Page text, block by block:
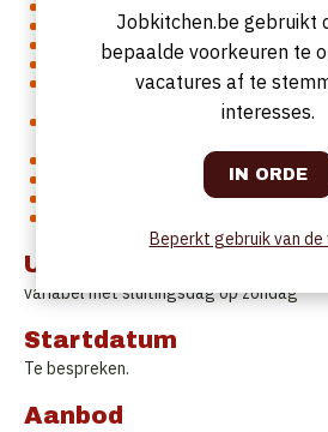
met passie voor hospitality
goede kennis hebben van dranken en
zich zeer communicatief kunnen
heel goed in teamverband kunnen
verantwoordelijkheidsgevoel
flexibel opstellen tegenover de
verzorgd voorkomen en een correct
kennis van Engels en Frans zijn een
goed overzicht kunnen houden van de
Uurrooster
variabel met sluitingsdag op zondag
Startdatum
Te bespreken.
Aanbod
Jobkitchen.be gebruikt
bepaalde voorkeuren te
vacatures af te
interesses.
Beperkt gebruik van